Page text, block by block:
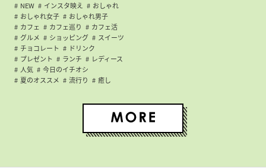
NEW インスタ映え
おしゃれ
おしゃれ女子
おしゃれ男子
カフェ
カフェ巡り
カフェ活
グルメ
ショッピング
スイーツ
チョコレート
ドリンク
プレゼント
ランチ
レディース
人気
今日のイチオシ
夏のオススメ
流行り 癒し